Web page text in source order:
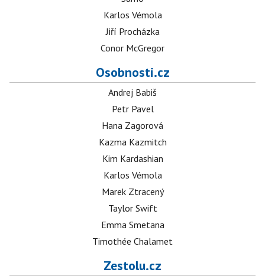
Karlos Vémola
Jiří Procházka
Conor McGregor
Osobnosti.cz
Andrej Babiš
Petr Pavel
Hana Zagorová
Kazma Kazmitch
Kim Kardashian
Karlos Vémola
Marek Ztracený
Taylor Swift
Emma Smetana
Timothée Chalamet
Zestolu.cz